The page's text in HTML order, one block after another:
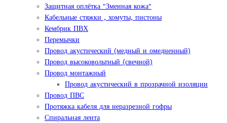
Защитная оплётка "Змеиная кожа"
Кабельные стяжки , хомуты, пистоны
Кембрик ПВХ
Перемычки
Провод акустический (медный и омедненный)
Провод высоковольтный (свечной)
Провод монтажный
Провод акустический в прозрачной изоляции
Провод ПВС
Протяжка кабеля для неразрезной гофры
Спиральная лента